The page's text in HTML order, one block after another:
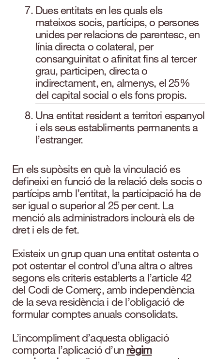
Dues entitats en les quals els
mateixos socis, partícips, o persones
unides per relacions de parentesc, en
línia directa o colateral, per
consanguinitat o afinitat fins al tercer
grau, participen, directa o
indirectament, en, almenys, el 25%
del capital social o els fons propis.
Una entitat resident a territori espanyol
i els seus establiments permanents a
l’estranger.
En els supòsits en què la vinculació es
defineixi en funció de la relació dels socis o
partícips amb l’entitat, la participació ha de
ser igual o superior al 25 per cent. La
menció als administradors inclourà els de
dret i els de fet.
Existeix un grup quan una entitat ostenta o
pot ostentar el control d’una altra o altres
segons els criteris establerts a l’article 42
del Codi de Comerç, amb independència
de la seva residència i de l’obligació de
formular comptes anuals consolidats.
L’incompliment d’aquesta obligació
comporta l’aplicació d’un règim